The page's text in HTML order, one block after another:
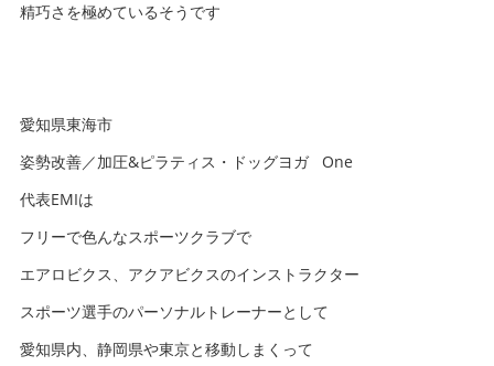
精巧さを極めているそうです
愛知県東海市
姿勢改善／加圧&ピラティス・ドッグヨガ One
代表EMIは
フリーで色んなスポーツクラブで
エアロビクス、アクアビクスのインストラクター
スポーツ選手のパーソナルトレーナーとして
愛知県内、静岡県や東京と移動しまくって